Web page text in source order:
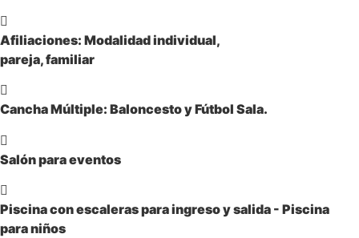
Afiliaciones: Modalidad individual,
pareja, familiar
Cancha Múltiple: Baloncesto y Fútbol Sala.
Salón para eventos
Piscina con escaleras para ingreso y salida - Piscina
para niños